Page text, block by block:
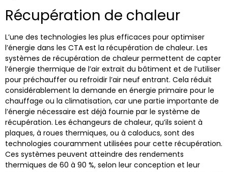
Récupération de chaleur
L’une des technologies les plus efficaces pour optimiser
l’énergie dans les CTA est la récupération de chaleur. Les
systèmes de récupération de chaleur permettent de capter
l’énergie thermique de l’air extrait du bâtiment et de l’utiliser
pour préchauffer ou refroidir l’air neuf entrant. Cela réduit
considérablement la demande en énergie primaire pour le
chauffage ou la climatisation, car une partie importante de
l’énergie nécessaire est déjà fournie par le système de
récupération. Les échangeurs de chaleur, qu’ils soient à
plaques, à roues thermiques, ou à caloducs, sont des
technologies couramment utilisées pour cette récupération.
Ces systèmes peuvent atteindre des rendements
thermiques de 60 à 90 %, selon leur conception et leur